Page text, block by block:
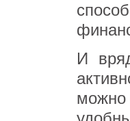
И
можно